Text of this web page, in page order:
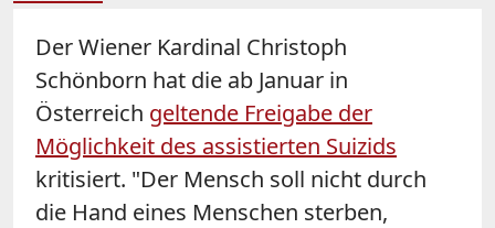
Der Wiener Kardinal Christoph
Schönborn hat die ab Januar in
Österreich geltende Freigabe der
Möglichkeit des assistierten Suizids
kritisiert. "Der Mensch soll nicht durch
die Hand eines Menschen sterben,